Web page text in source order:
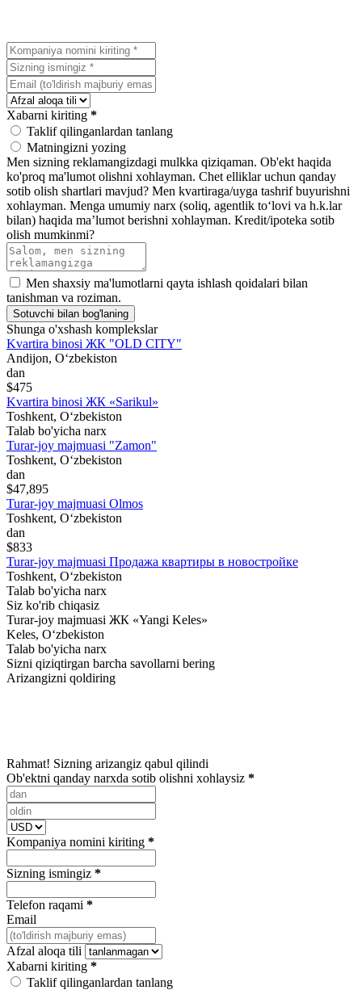
Xabarni kiriting *
Taklif qilinganlardan tanlang
Matningizni yozing
Men sizning reklamangizdagi mulkka qiziqaman. Ob'ekt haqida
ko'proq ma'lumot olishni xohlayman. Chet elliklar uchun qanday
sotib olish shartlari mavjud? Men kvartiraga/uyga tashrif buyurishni
xohlayman. Menga umumiy narx (soliq, agentlik toʻlovi va h.k.lar
bilan) haqida maʼlumot berishni xohlayman. Kredit/ipoteka sotib
olish mumkinmi?
Men shaxsiy ma'lumotlarni qayta ishlash qoidalari bilan
tanishman va roziman.
Sotuvchi bilan bog'laning
Shunga o'xshash komplekslar
Kvartira binosi ЖК "OLD CITY"
Andijon, Oʻzbekiston
dan
$475
Kvartira binosi ЖК «Sarikul»
Toshkent, Oʻzbekiston
Talab bo'yicha narx
Turar-joy majmuasi "Zamon"
Toshkent, Oʻzbekiston
dan
$47,895
Turar-joy majmuasi Olmos
Toshkent, Oʻzbekiston
dan
$833
Turar-joy majmuasi Продажа квартиры в новостройке
Toshkent, Oʻzbekiston
Talab bo'yicha narx
Siz ko'rib chiqasiz
Turar-joy majmuasi ЖК «Yangi Keles»
Keles, Oʻzbekiston
Talab bo'yicha narx
Sizni qiziqtirgan barcha savollarni bering
Arizangizni qoldiring
Rahmat! Sizning arizangiz qabul qilindi
Ob'ektni qanday narxda sotib olishni xohlaysiz *
Kompaniya nomini kiriting *
Sizning ismingiz *
Telefon raqami *
Email
Afzal aloqa tili
Xabarni kiriting *
Taklif qilinganlardan tanlang